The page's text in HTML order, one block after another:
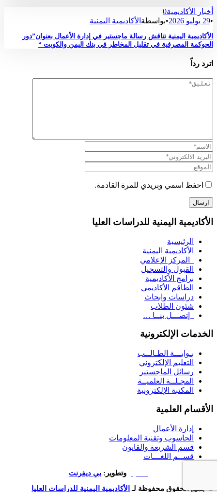
أخبار الأكاديمية0
•29 يوليو 2026 •بواسطة الأكاديمية اليمنية
الأكاديمية اليمنية تناقش رسالة ماجستير في إدارة الأعمال بعنوان”دور
الحوكمة المصرفية في تقليل المخاطر في بنك اليمن والكويت “
اترد رداً
احفظ اسمي وبريدي للمرة القادمة.
الأكاديمية اليمنية للدراسات العليا
الرئيسية
الأكاديمية اليمنية
المركز الإعلامي
القبول والتسجيل
برامج الأكاديمية
الطاقم الأكاديمي
دراسات وابحاث
شئون الطلاب
إتصـــل بنــا …
الخدمات الإلكترونية
بـوابـــة الطـالــب
التعليم الإلكتروني
رسائل الماجستير
المجـلــة العلميــة
المكتبة الإلكترونية
الأقسام العلمية
إدارة الأعمال
الحاسوب وتقنية المعلومات
قسم الشريعة والقانون
قســم اللغـــات
وتطوير: بي ديفرنت
© جميع الحقوق محفوظة لـ الأكاديمية اليمنية للدراسات العليا